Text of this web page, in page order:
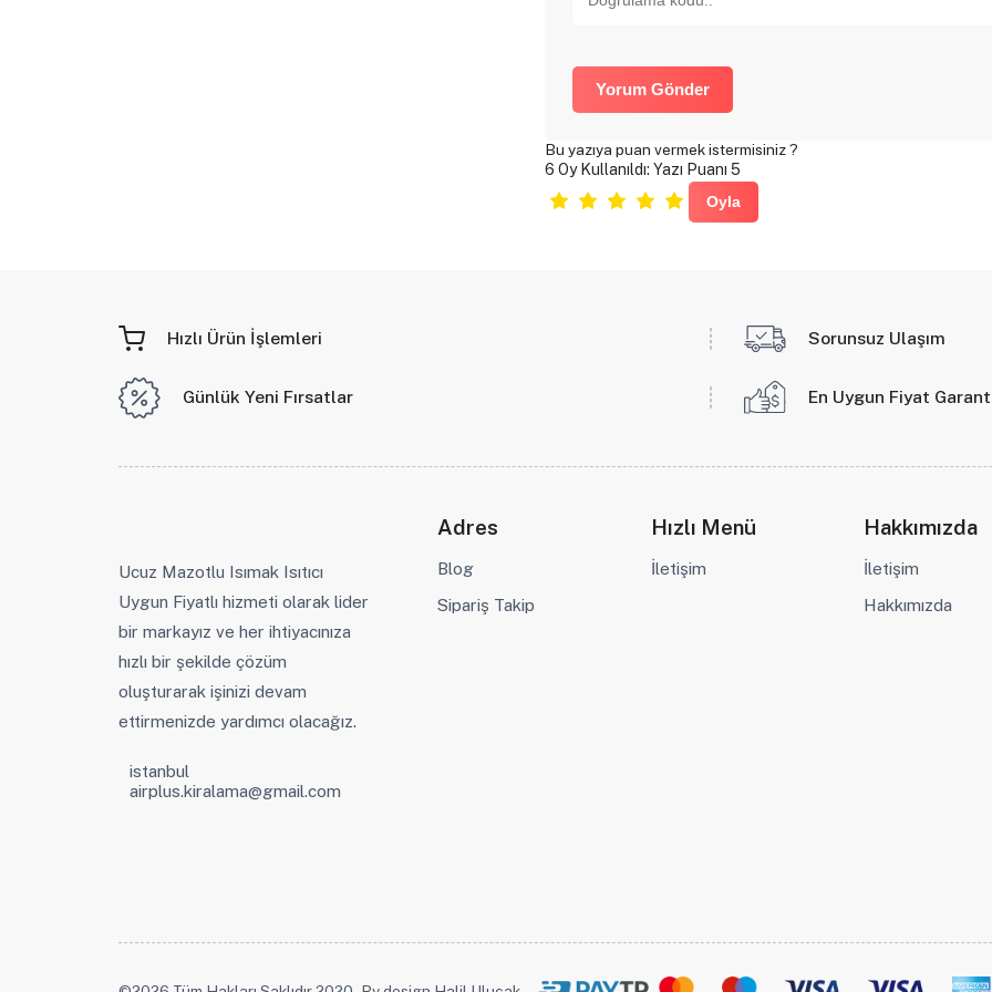
Yorum Gönder
Bu yazıya puan vermek istermisiniz ?
6 Oy Kullanıldı: Yazı Puanı 5
Hızlı Ürün İşlemleri Sorunsuz Ulaşım
Günlük Yeni Fırsatlar En Uygun Fiyat
Ucuz Mazotlu Isımak Isıtıcı
Uygun Fiyatlı hizmeti olarak lider
bir markayız ve her ihtiyacınıza
hızlı bir şekilde çözüm
oluşturarak işinizi devam
ettirmenizde yardımcı olacağız.
istanbul
airplus.kiralama@gmail.com
Adres
Blog
Sipariş Takip
Hızlı Menü
İletişim
Hakkımızda
İletişim
Hakkımızda